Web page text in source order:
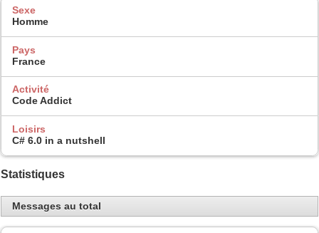
Sexe
Homme
Pays
France
Activité
Code Addict
Loisirs
C# 6.0 in a nutshell
Statistiques
Messages au total